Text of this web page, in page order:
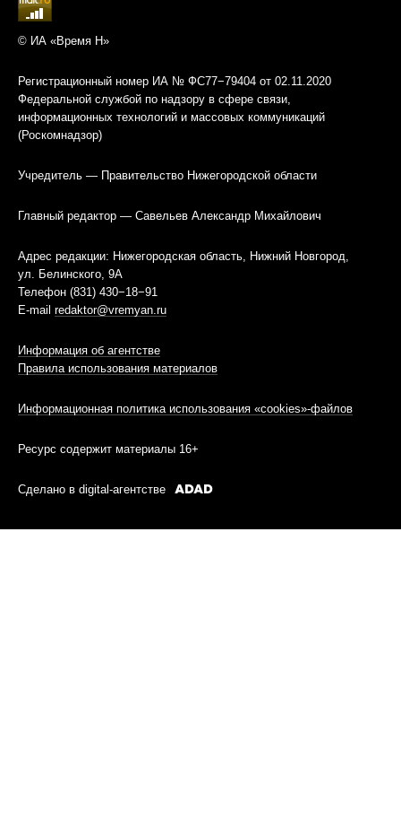
© ИА «Время Н»
Регистрационный номер ИА № ФС77−79404 от 02.11.2020
Федеральной службой по надзору в сфере связи,
информационных технологий и массовых коммуникаций
(Роскомнадзор)
Учредитель — Правительство Нижегородской области
Главный редактор — Савельев Александр Михайлович
Адрес редакции: Нижегородская область, Нижний Новгород,
ул. Белинского, 9А
Телефон (831) 430−18−91
E-mail redaktor@vremyan.ru
Информация об агентстве
Правила использования материалов
Информационная политика использования «cookies»-файлов
Ресурс содержит материалы 16+
Сделано в digital-агентстве